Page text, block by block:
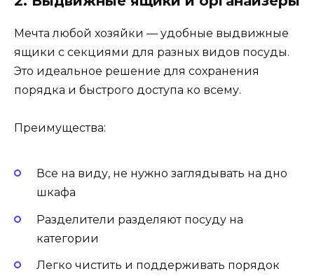
Мечта любой хозяйки — удобные выдвижные
ящики с секциями для разных видов посуды.
Это идеальное решение для сохранения
порядка и быстрого доступа ко всему.
Преимущества:
Все на виду, не нужно заглядывать на дно
шкафа
Разделители разделяют посуду на
категории
Легко чистить и поддерживать порядок